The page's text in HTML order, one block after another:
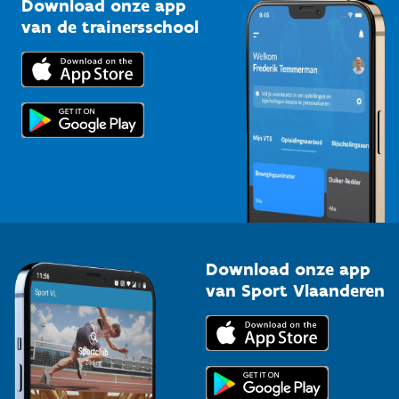
Bedrijven
Trainers en begeleiders
Topsporters
Downloads
Voor de pers
Download onze app
van de trainersschool
Download onze app
van Sport Vlaanderen